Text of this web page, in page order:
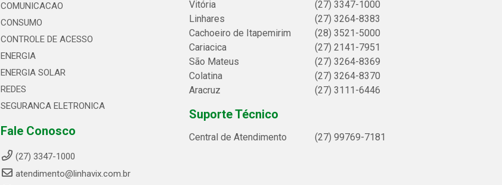
COMUNICACAO
CONSUMO
CONTROLE DE ACESSO
ENERGIA
ENERGIA SOLAR
REDES
SEGURANCA ELETRONICA
Fale Conosco
(27) 3347-1000
atendimento@linhavix.com.br
Vitória
(27) 3347-1000
Linhares
(27) 3264-8383
Cachoeiro de Itapemirim
(28) 3521-5000
Cariacica
(27) 2141-7951
São Mateus
(27) 3264-8369
Colatina
(27) 3264-8370
Aracruz
(27) 3111-6446
Suporte Técnico
Central de Atendimento (27) 99769-7181